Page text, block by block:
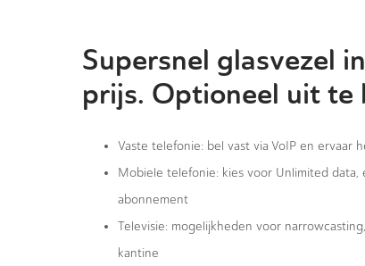
Supersnel glasvezel
prijs. Optioneel uit te
Vaste telefonie: bel vast via VoIP en ervaar
Mobiele telefonie: kies voor Unlimited
abonnement
Televisie: mogelijkheden voor
kantine